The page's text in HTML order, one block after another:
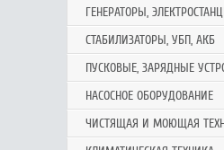
ГЕНЕРАТОРЫ,
СТАБИЛИЗАТОРЫ, УБП, АКБ
ПУСКОВЫЕ, ЗАРЯДНЫЕ
НАСОСНОЕ ОБОРУДОВАНИЕ
ЧИСТЯЩАЯ И МОЮЩАЯ